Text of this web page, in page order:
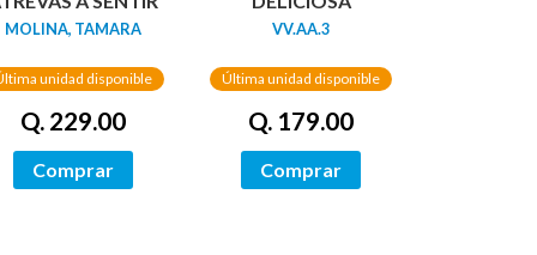
MOLINA, TAMARA
unidad disponible
Q. 229.00
Comprar
VV.AA.3
Última unidad disponible
Q. 179.00
Comprar